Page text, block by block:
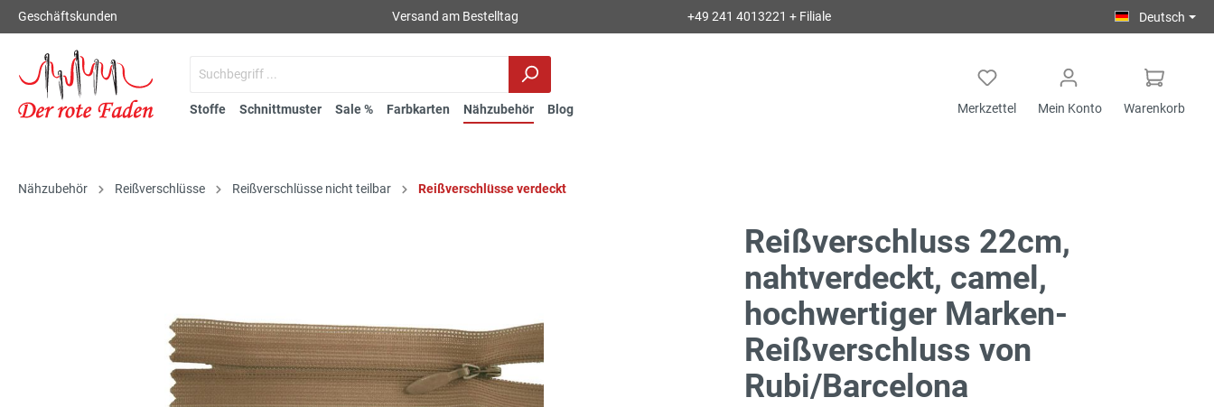
Geschäftskunden Versand am Bestelltag +49 241 4013221 + Filiale Deutsch
Stoffe Schnittmuster Sale % Farbkarten Nähzubehör Blog Merkzettel Mein Konto Warenkorb
Nähzubehör Reißverschlüsse Reißverschlüsse nicht teilbar Reißverschlüsse verdeckt
Reißverschluss 22cm,
nahtverdeckt, camel,
hochwertiger Marken-
Reißverschluss von
Rubi/Barcelona